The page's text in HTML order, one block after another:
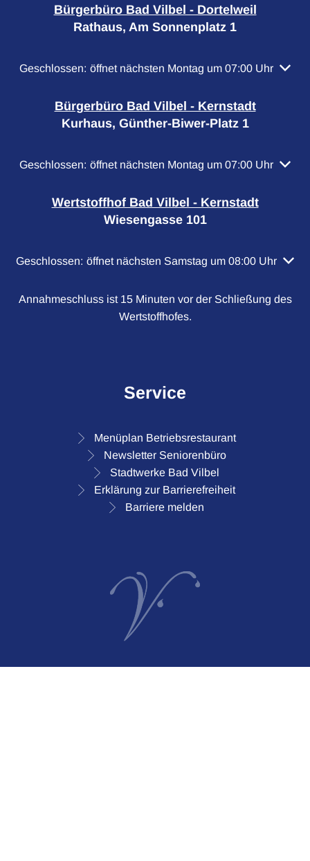
Bürgerbüro Bad Vilbel - Dortelweil
Rathaus, Am Sonnenplatz 1
Klicken, um weitere Öffnungs- oder Schließzeiten
Geschlossen: öffnet nächsten Montag um 07:00 Uhr
Bürgerbüro Bad Vilbel - Kernstadt
Kurhaus, Günther-Biwer-Platz 1
Klicken, um weitere Öffnungs- oder Schließzeiten
Geschlossen: öffnet nächsten Montag um 07:00 Uhr
Wertstoffhof Bad Vilbel - Kernstadt
Wiesengasse 101
Klicken, um weitere Öffnungs- oder Schließzeiten
Geschlossen: öffnet nächsten Samstag um 08:00 Uhr
Annahmeschluss ist 15 Minuten vor der Schließung des
Wertstoffhofes.
Service
Menüplan Betriebsrestaurant
Newsletter Seniorenbüro
Stadtwerke Bad Vilbel
Erklärung zur Barrierefreiheit
Barriere melden